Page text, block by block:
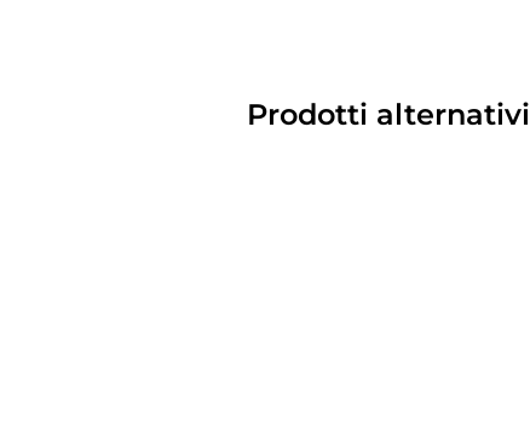
Prodotti alternativi